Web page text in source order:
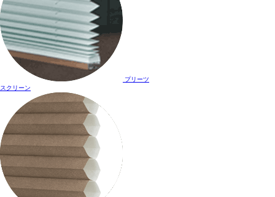
プリーツ
スクリーン